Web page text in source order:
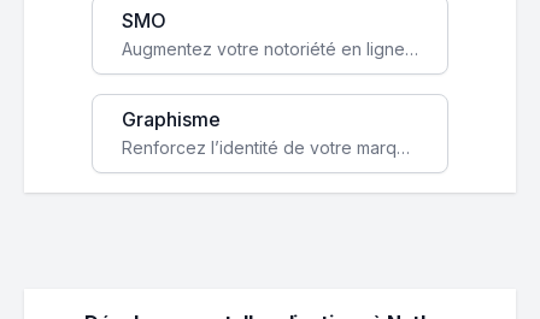
SMO
Augmentez votre notoriété en ligne et stimulez la croissance de votre entreprise grâce à une stratégie sociale sur mesure.
Graphisme
Renforcez l’identité de votre marque avec un design unique qui capte l’attention et engage vos clients.